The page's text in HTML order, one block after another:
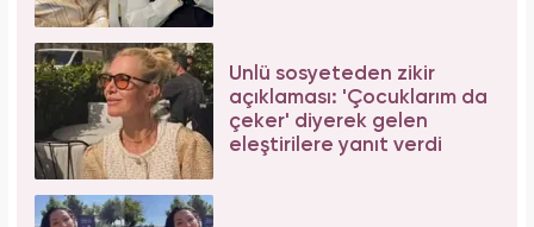
Ünlü sosyeteden zikir
açıklaması: 'Çocuklarım da
çeker' diyerek gelen
eleştirilere yanıt verdi